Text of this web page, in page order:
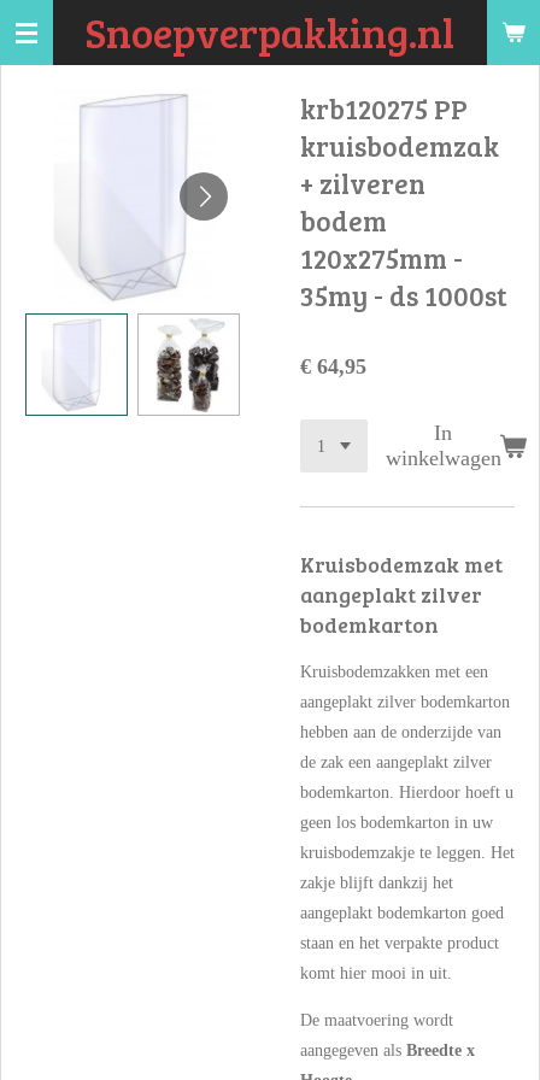
Ga
Snoepverpakking.nl
krb120275 PP
kruisbodemzak
+ zilveren
bodem
120x275mm -
35my - ds 1000st
€ 64,95
In
winkelwagen
Kruisbodemzak met
aangeplakt zilver
bodemkarton
Kruisbodemzakken met een
aangeplakt zilver bodemkarton
hebben aan de onderzijde van
de zak een aangeplakt zilver
bodemkarton. Hierdoor hoeft u
geen los bodemkarton in uw
kruisbodemzakje te leggen. Het
zakje blijft dankzij het
aangeplakt bodemkarton goed
staan en het verpakte product
komt hier mooi in uit.
De maatvoering wordt
aangegeven als Breedte x